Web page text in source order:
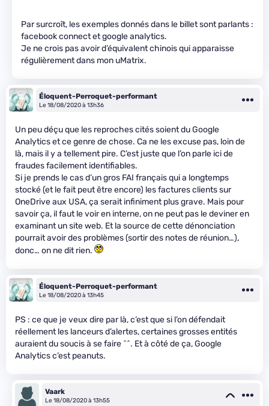
Par surcroît, les exemples donnés dans le billet sont parlants :
facebook connect et google analytics.
Je ne crois pas avoir d’équivalent chinois qui apparaisse
régulièrement dans mon uMatrix.
Éloquent-Perroquet-performant
Le 18/08/2020 à 13h36
Un peu déçu que les reproches cités soient du Google
Analytics et ce genre de chose. Ca ne les excuse pas, loin de
là, mais il y a tellement pire. C’est juste que l’on parle ici de
fraudes facilement identifiables.
Si je prends le cas d’un gros FAI français qui a longtemps
stocké (et le fait peut être encore) les factures clients sur
OneDrive aux USA, ça serait infiniment plus grave. Mais pour
savoir ça, il faut le voir en interne, on ne peut pas le deviner en
examinant un site web. Et la source de cette dénonciation
pourrait avoir des problèmes (sortir des notes de réunion…),
donc… on ne dit rien.
Éloquent-Perroquet-performant
Le 18/08/2020 à 13h45
PS : ce que je veux dire par là, c’est que si l’on défendait
réellement les lanceurs d’alertes, certaines grosses entités
auraient du soucis à se faire ^^. Et à côté de ça, Google
Analytics c’est peanuts.
Vaark
Le 18/08/2020 à 13h55